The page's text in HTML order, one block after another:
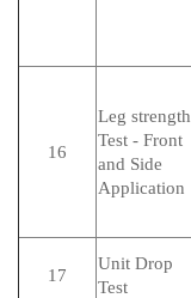
16
Leg strength
Test - Front
and Side
Application
17
Unit Drop
Test